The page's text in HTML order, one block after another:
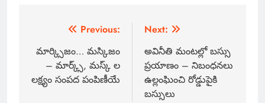
Previous:
మార్క్సిజం… మస్కిజం
– మార్క్స్, మస్క్ ల
లక్ష్యం సంపద పంపిణీయే
Next:
అవినీతి మంటల్లో బస్సు
ప్రయాణం – నిబంధనలు
ఉల్లంఘించి రోడ్డుపైకి
బస్సులు